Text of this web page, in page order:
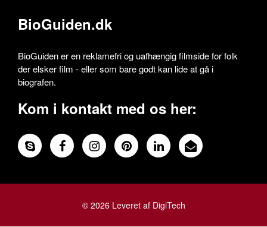
BioGuiden.dk
BioGuiden er en reklamefri og uafhængig filmside for folk
der elsker film - eller som bare godt kan lide at gå i
biografen.
Kom i kontakt med os her:
© 2026 Leveret af DigiTech